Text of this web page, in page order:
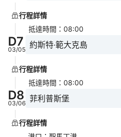
行程詳情
抵達時間 ： 08:00
D7
03/05 約斯特·範大克島
行程詳情
抵達時間 ： 08:00
D8
03/06 菲利普斯堡
行程詳情